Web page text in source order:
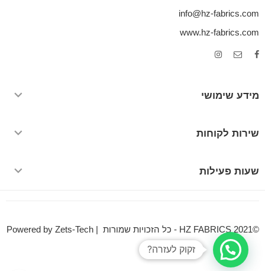
info@hz-fabrics.com
www.hz-fabrics.com
מידע שימושי
שירות לקוחות
שעות פעילות
©HZ FABRICS 2021 - כל הזכויות שמורות | Powered by Zets-Tech
זקוק לעזרה?